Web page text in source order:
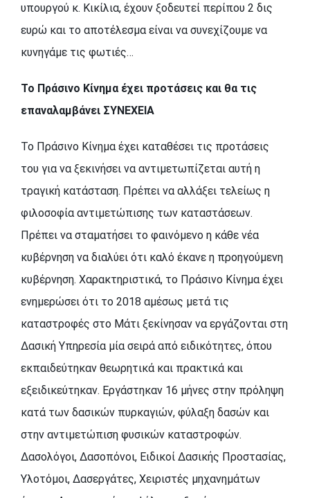
υπουργού κ. Κικίλια, έχουν ξοδευτεί περίπου 2 δις
ευρώ και το αποτέλεσμα είναι να συνεχίζουμε να
κυνηγάμε τις φωτιές…
Το Πράσινο Κίνημα έχει προτάσεις και θα τις
επαναλαμβάνει ΣΥΝΕΧΕΙΑ
Το Πράσινο Κίνημα έχει καταθέσει τις προτάσεις
του για να ξεκινήσει να αντιμετωπίζεται αυτή η
τραγική κατάσταση. Πρέπει να αλλάξει τελείως η
φιλοσοφία αντιμετώπισης των καταστάσεων.
Πρέπει να σταματήσει το φαινόμενο η κάθε νέα
κυβέρνηση να διαλύει ότι καλό έκανε η προηγούμενη
κυβέρνηση. Χαρακτηριστικά, το Πράσινο Κίνημα έχει
ενημερώσει ότι το 2018 αμέσως μετά τις
καταστροφές στο Μάτι ξεκίνησαν να εργάζονται στη
Δασική Υπηρεσία μία σειρά από ειδικότητες, όπου
εκπαιδεύτηκαν θεωρητικά και πρακτικά και
εξειδικεύτηκαν. Εργάστηκαν 16 μήνες στην πρόληψη
κατά των δασικών πυρκαγιών, φύλαξη δασών και
στην αντιμετώπιση φυσικών καταστροφών.
Δασολόγοι, Δασοπόνοι, Ειδικοί Δασικής Προστασίας,
Υλοτόμοι, Δασεργάτες, Χειριστές μηχανημάτων